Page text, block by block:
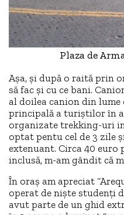
Plaza de
Așa, și după o raită prin
să fac și cu ce bani.
al doilea canion din
principală a turiștilor în
organizate trekking-uri in
optat pentu cel de 3 zile
extenuant. Circa 40 euro
inclusă, m-am gândit că
În oraș am apreciat
operat de niște studenți
avut parte de un ghid